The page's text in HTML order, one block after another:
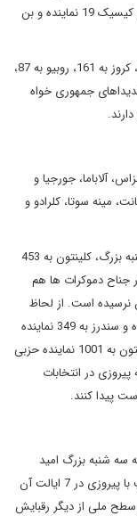
دست بیاورد، کروز 144 نماینده، روبیو 71 نماینده، جان کیسیک 19 نماینده و بن
مجموع نمایندگان حزبی ترامپ تاکنون به 285 نماینده، کروز به 161، روبیو به 87،
است. کاندیداهای جمهوری خواه
آلاباما، جورجیا و
و سندرز در 4 ایالت ورمانت، مینه سوتا، کلرادو و
از لحاظ نمایندگان حزبی از مجموع 865 نماینده سه شنبه بزرگ، کلینتون به 453
البته در جناح دموکرات ها هم
نرسیده است. از لحاظ
مجموع نمایندگان حزبی کلینتون تاکنون به 544 نماینده و سندرز به 349 نماینده
رسیده است. اما با احتساب نمایندگاه حزبی ارشد، کلینتون به 1001 نماینده حزبی
که پیروزی در انتخابات
شنبه بزرگ امید
بسته بودند تا بتوانند از شر وی خلاص شوند. اما ترامپ با پیروزی در 7 ایالت آن
ملی از دیگر رقبایش